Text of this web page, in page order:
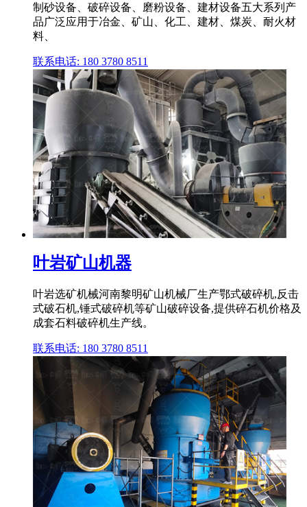
制砂设备、破碎设备、磨粉设备、建材设备五大系列产
品广泛应用于冶金、矿山、化工、建材、煤炭、耐火材
料、
联系电话: 180 3780 8511
叶岩矿山机器
叶岩选矿机械河南黎明矿山机械厂生产鄂式破碎机,反击
式破石机,锤式破碎机等矿山破碎设备,提供碎石机价格及
成套石料破碎机生产线。
联系电话: 180 3780 8511